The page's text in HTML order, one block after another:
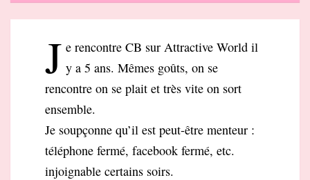
J e rencontre CB sur Attractive World il
y a 5 ans. Mêmes goûts, on se
rencontre on se plait et très vite on sort
ensemble.
Je soupçonne qu’il est peut-être menteur :
téléphone fermé, facebook fermé, etc.
injoignable certains soirs.